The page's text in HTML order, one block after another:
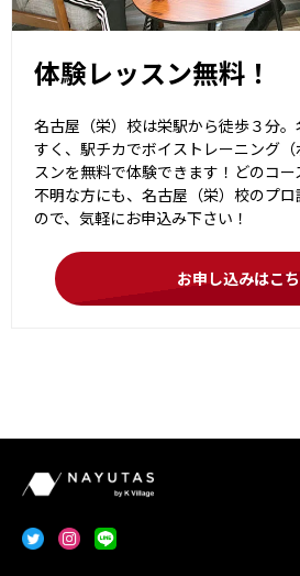
体験レッスン無料！
名古屋（栄）校は栄駅から徒歩３分
すく、駅チカでボイストレーニング
スンを無料で体験できます！どのコ
不明な方にも、名古屋（栄）校のプ
ので、気軽にお申込み下さい！
お申し込みはこ